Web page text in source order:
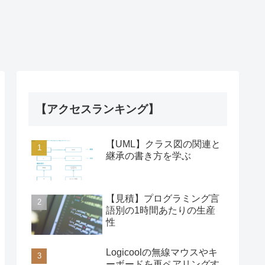
【アクセスランキング】
【UML】クラス図の関連と
継承の書き方を学ぶ
【見積】プログラミング言
語別の1時間あたりの生産
性
Logicoolの無線マウスやキ